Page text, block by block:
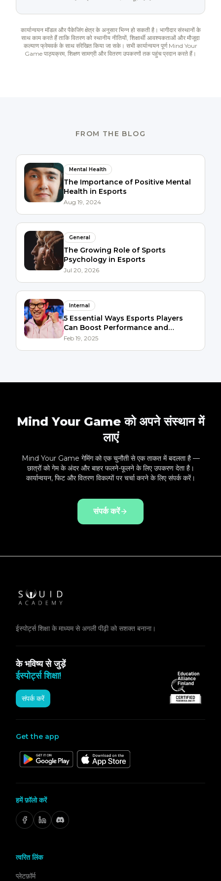
कार्यान्वयन मॉडल और पैकेजिंग क्षेत्र के अनुसार भिन्न हो सकती है। भागीदार संस्थानों के
साथ काम करते हैं ताकि वितरण को स्थानीय नीतियों, शिक्षार्थी आवश्यकताओं और मौजूदा
कल्याण फ्रेमवर्क के साथ संरेखित किया जा सके। सभी कार्यान्वयन पूर्ण Mind Your
Game पाठ्यक्रम, शिक्षण सामग्री और वितरण उपकरणों तक पहुंच प्रदान करते हैं।
FROM THE BLOG
Mental Health
The Importance of Positive Mental
Health in Esports
Aug 19, 2024
General
The Growing Role of Sports
Psychology in Esports
Jul 20, 2026
Internal
5 Essential Ways Esports Players
Can Boost Performance and
Wellbeing
Feb 19, 2025
Mind Your Game को अपने संस्थान में
लाएं
Mind Your Game गेमिंग को एक चुनौती से एक ताकत में बदलता है —
छात्रों को गेम के अंदर और बाहर फलने-फूलने के लिए उपकरण देता है।
कार्यान्वयन, फिट और वितरण विकल्पों पर चर्चा करने के लिए संपर्क करें।
संपर्क करें
ईस्पोर्ट्स शिक्षा के माध्यम से अगली पीढ़ी को सशक्त बनाना।
के भविष्य से जुड़ें
ईस्पोर्ट्स शिक्षा!
संपर्क करें
Get the app
हमें फ़ॉलो करें
त्वरित लिंक
प्लेटफ़ॉर्म